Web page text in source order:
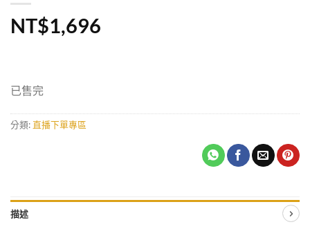
NT$1,696
已售完
分類: 直播下單專區
描述